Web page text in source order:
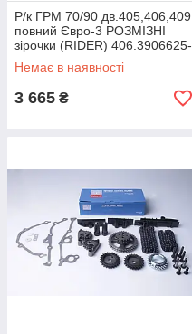
Р/к ГРМ 70/90 дв.405,406,409
повний Євро-3 РОЗМІЗНІ
зірочки (RIDER) 406.3906625-
О3-11
Немає в наявності
3 665 ₴